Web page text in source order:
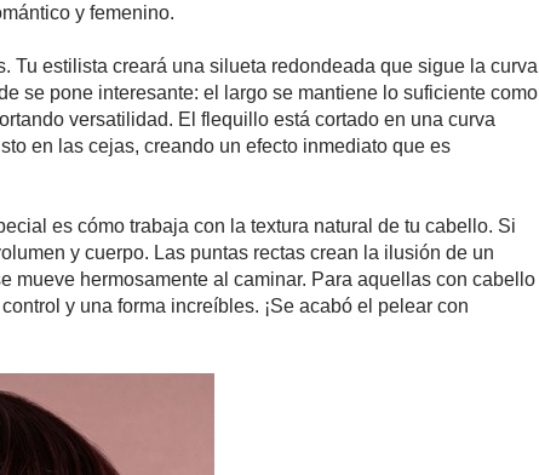
y femenino.
Tu estilista creará una silueta redondeada que sigue la curva
se pone interesante: el largo se mantiene lo suficiente como
versatilidad. El flequillo está cortado en una curva
en las cejas, creando un efecto inmediato que es
es cómo trabaja con la textura natural de tu cabello. Si
y cuerpo. Las puntas rectas crean la ilusión de un
mueve hermosamente al caminar. Para aquellas con cabello
y una forma increíbles. ¡Se acabó el pelear con